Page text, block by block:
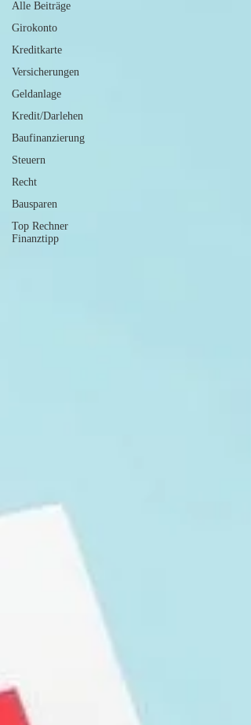
Alle Beiträge
Girokonto
Kreditkarte
Versicherungen
Geldanlage
Kredit/Darlehen
Baufinanzierung
Steuern
Recht
Bausparen
Top Rechner
Finanztipp